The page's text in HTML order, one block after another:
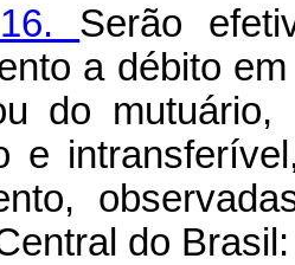
Serão
a débito
do
e
do Brasil: